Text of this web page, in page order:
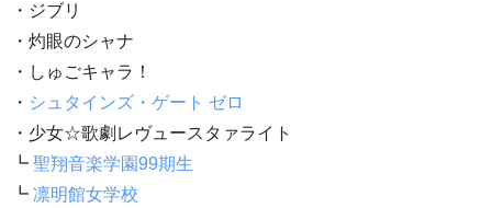
・ジブリ
・灼眼のシャナ
・しゅごキャラ！
・ シュタインズ・ゲート ゼロ
・少女☆歌劇レヴュースタァライト
┗ 聖翔音楽学園99期生
┗ 凛明館女学校